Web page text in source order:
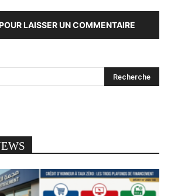
LAISSER UN COMMENTAIRE